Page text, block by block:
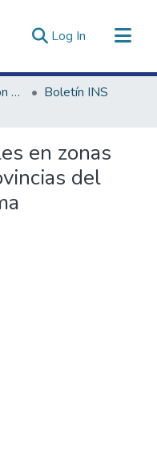
Log In (current)
Dirección de Investigación e Innovación en Salud
Boletín INS
en zonas
del